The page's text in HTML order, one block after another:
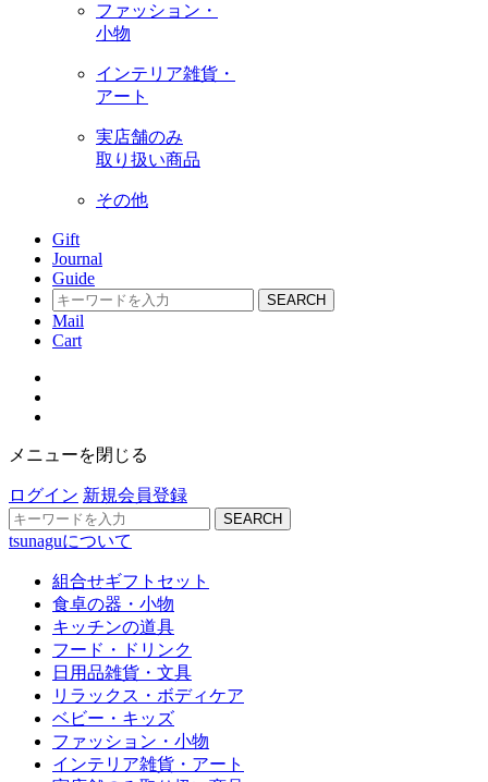
ファッション・
小物
インテリア雑貨・
アート
実店舗のみ
取り扱い商品
その他
Gift
Journal
Guide
SEARCH
Mail
Cart
メニューを閉じる
ログイン 新規会員登録
SEARCH
tsunaguについて
組合せギフトセット
食卓の器・小物
キッチンの道具
フード・ドリンク
日用品雑貨・文具
リラックス・ボディケア
ベビー・キッズ
ファッション・小物
インテリア雑貨・アート